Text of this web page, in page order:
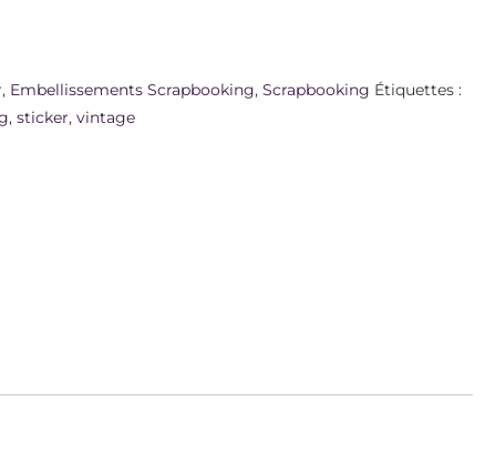
, Embellissements Scrapbooking, Scrapbooking Étiquettes :
, sticker, vintage